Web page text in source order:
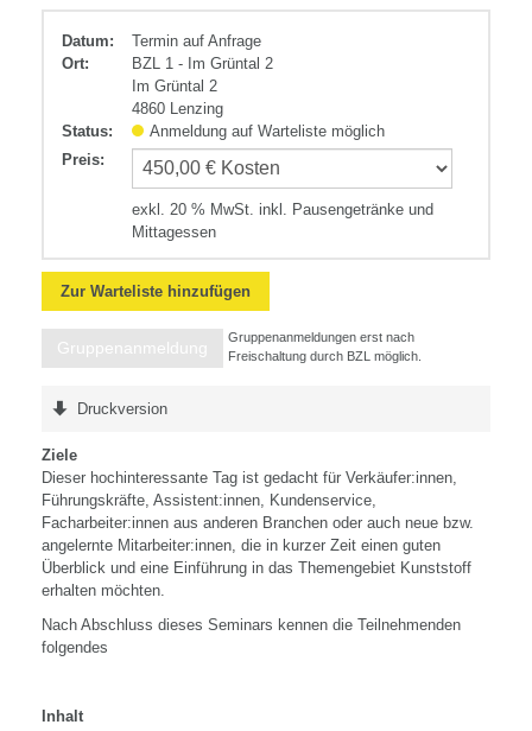
Datum:
Termin auf Anfrage
Ort:
BZL 1 - Im Grüntal 2
Im Grüntal 2
4860 Lenzing
Status:
Anmeldung auf Warteliste möglich
Preis:
exkl. 20 % MwSt. inkl. Pausengetränke und
Mittagessen
Zur Warteliste hinzufügen
Gruppenanmeldung
Gruppenanmeldungen erst nach
Freischaltung durch BZL möglich.
Druckversion
Ziele
Dieser hochinteressante Tag ist gedacht für Verkäufer:innen,
Führungskräfte, Assistent:innen, Kundenservice,
Facharbeiter:innen aus anderen Branchen oder auch neue bzw.
angelernte Mitarbeiter:innen, die in kurzer Zeit einen guten
Überblick und eine Einführung in das Themengebiet Kunststoff
erhalten möchten.
Nach Abschluss dieses Seminars kennen die Teilnehmenden
folgendes
Inhalt